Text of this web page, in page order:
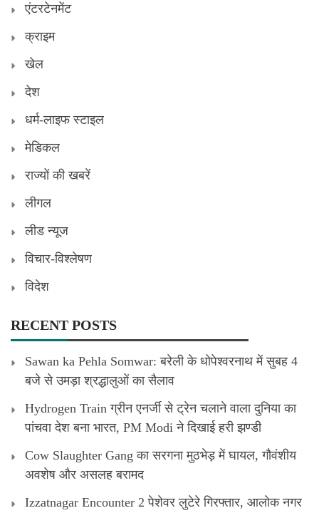
एंटरटेनमेंट
क्राइम
खेल
देश
धर्म-लाइफ स्टाइल
मेडिकल
राज्यों की खबरें
लीगल
लीड न्यूज
विचार-विश्लेषण
विदेश
RECENT POSTS
Sawan ka Pehla Somwar: बरेली के धोपेश्वरनाथ में सुबह 4
बजे से उमड़ा श्रद्धालुओं का सैलाव
Hydrogen Train ग्रीन एनर्जी से ट्रेन चलाने वाला दुनिया का
पांचवा देश बना भारत, PM Modi ने दिखाई हरी झण्डी
Cow Slaughter Gang का सरगना मुठभेड़ में घायल, गौवंशीय
अवशेष और असलह बरामद
Izzatnagar Encounter 2 पेशेवर लुटेरे गिरफ्तार, आलोक नगर